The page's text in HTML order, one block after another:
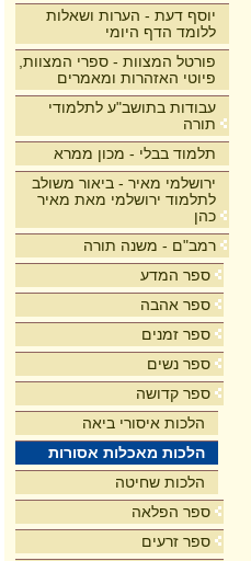
יוסף דעת - הערות ושאלות
ללומד הדף היומי
פורטל המצוות - ספרי המצוות,
פיוטי האזהרות ומאמרים
עבודות בתושב"ע לתלמודי
תורה
תלמוד בבלי - מכון ממרא
ירושלמי מאיר - ביאור משולב
לתלמוד ירושלמי מאת מאיר
כהן
רמב"ם - משנה תורה
ספר המדע
ספר אהבה
ספר זמנים
ספר נשים
ספר קדושה
הלכות איסורי ביאה
הלכות מאכלות אסורות
הלכות שחיטה
ספר הפלאה
ספר זרעים